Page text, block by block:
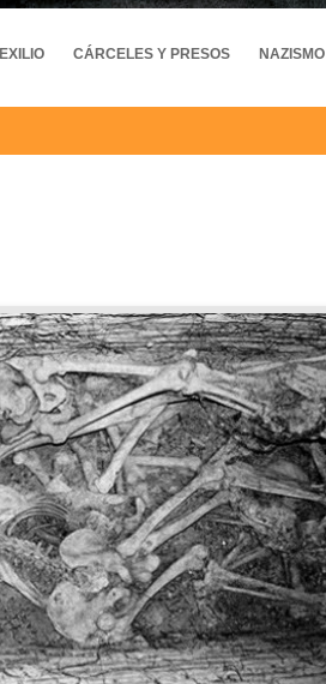
EXILIO CÁRCELES Y PRESOS NAZISMO